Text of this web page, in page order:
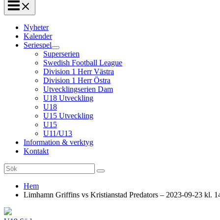
Nyheter
Kalender
Seriespel
Superserien
Swedish Football League
Division 1 Herr Västra
Division 1 Herr Östra
Utvecklingserien Dam
U18 Utveckling
U18
U15 Utveckling
U15
U11/U13
Information & verktyg
Kontakt
Search
for:
Hem
Limhamn Griffins vs Kristianstad Predators – 2023-09-23 kl.